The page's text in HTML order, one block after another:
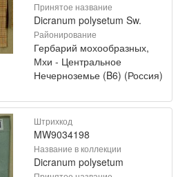
Принятое название
Dicranum polysetum Sw.
Районирование
Гербарий мохообразных,
Мхи - Центральное
Нечерноземье (B6) (Россия)
Штрихкод
MW9034198
Название в коллекции
Dicranum polysetum